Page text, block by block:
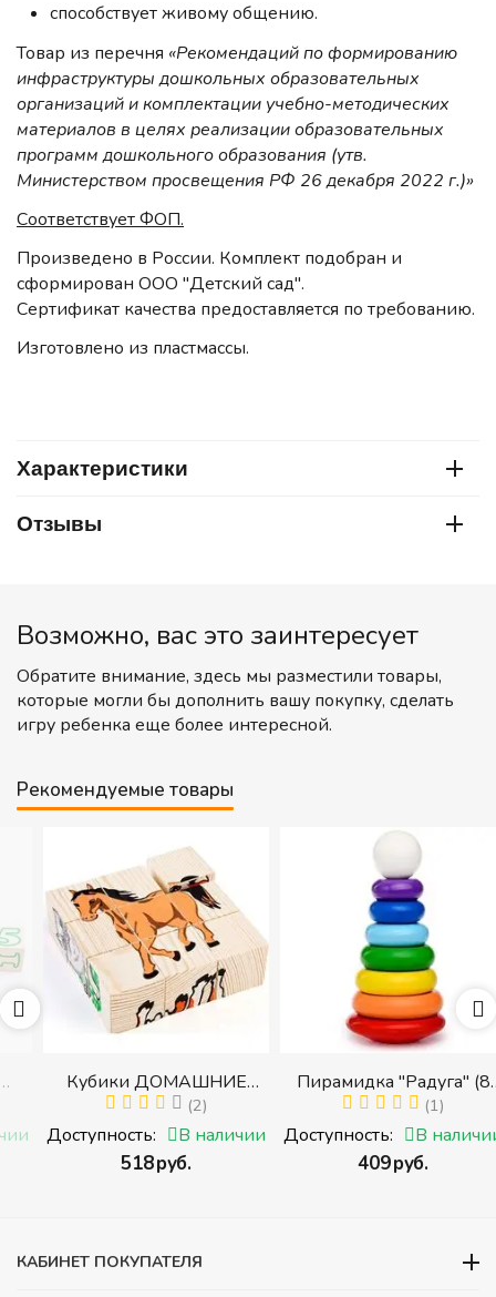
способствует живому общению.
Товар из перечня «Рекомендаций по формированию
инфраструктуры дошкольных образовательных
организаций и комплектации учебно-методических
материалов в целях реализации образовательных
программ дошкольного образования (утв.
Министерством просвещения РФ 26 декабря 2022 г.)»
Соответствует ФОП.
Произведено в России. Комплект подобран и
сформирован ООО "Детский сад".
Сертификат качества предоставляется по требованию.
Изготовлено из пластмассы.
Характеристики
Отзывы
Возможно, вас это заинтересует
Обратите внимание, здесь мы разместили товары,
которые могли бы дополнить вашу покупку, сделать
игру ребенка еще более интересной.
Рекомендуемые товары
Кубики ДОМАШНИЕ
ЖИВОТНЫЕ (Томик)
(Набор кубиков
разрезных (складных))
(2)
Доступность: В наличии
‍518‍руб.
Пирамидка "Радуга" (8
деталей) (Пирамидка
среднего размера)
(1)
Доступность: В наличии
‍409‍руб.
КАБИНЕТ ПОКУПАТЕЛЯ